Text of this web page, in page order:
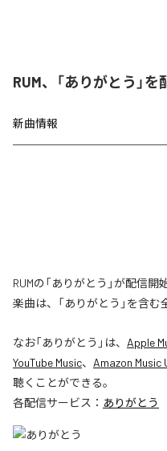
RUM、「ありがとう」
新曲情報
RUMの「ありがとう」が配信
楽曲は、「ありがとう」を含む
なお「ありがとう 」は、 Apple
YouTube Music、 Amazon Music
聴くことができる。
各配信サービス： ありがとう